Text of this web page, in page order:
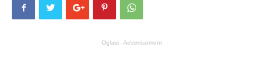
Oglasi - Advertisement